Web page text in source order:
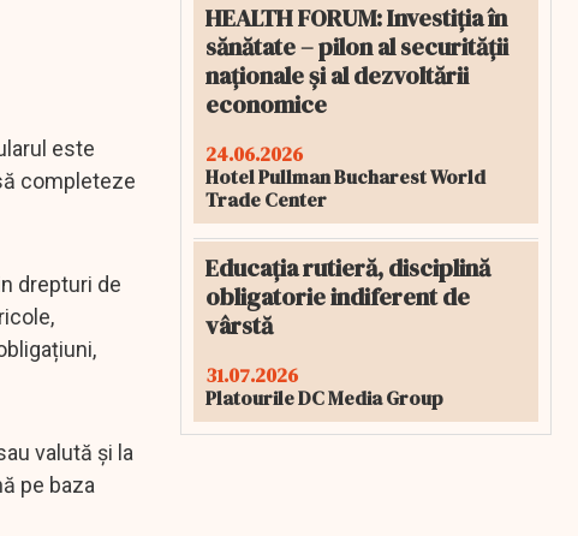
este
completeze
drepturi de
valută și la
pe baza
HEALTH FORUM: Investiția în
sănătate – pilon al securității
naționale și al dezvoltării
economice
24.06.2026
Hotel Pullman Bucharest World
Trade Center
Educația rutieră, disciplină
obligatorie indiferent de
vârstă
31.07.2026
Platourile DC Media Group